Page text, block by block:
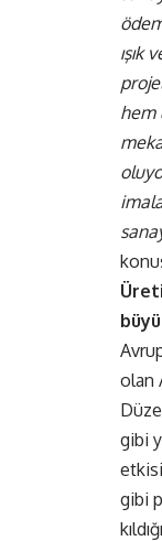
ışık
hem
olan
gibi
gibi